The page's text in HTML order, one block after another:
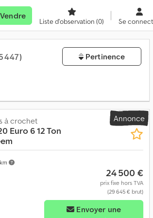
Vendre
Liste d'observation (0) Se
447) Pertinence
Annonce
à crochet
Euro 6 12 Ton
24 500 €
prix fixe hors TVA
(29 645 € brut)